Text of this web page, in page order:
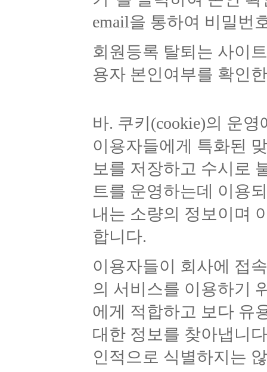
email을 통하여 비밀번
회원등록 탈퇴는 사이
용자 본인여부를 확인
바. 쿠키(cookie)의 운
이용자들에게 특화된
보를 저장하고 수시로
트를 운영하는데 이용
내는 소량의 정보이며
합니다.
이용자들이 회사에 접
의 서비스를 이용하기
에게 적합하고 보다 유
대한 정보를 찾아냅니
인적으로 식별하지는